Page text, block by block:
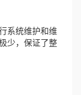
系统维护和维
少，保证了整